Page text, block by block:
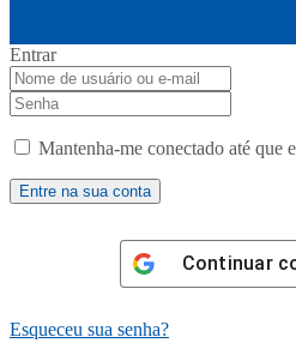
Entrar
Mantenha-me conectado até que
Continuar
Esqueceu sua senha?